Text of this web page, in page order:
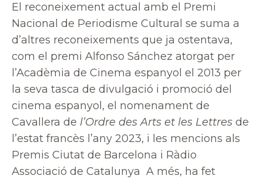
El reconeixement actual amb el Premi
Nacional de Periodisme Cultural se suma a
d’altres reconeixements que ja ostentava,
com el premi Alfonso Sánchez atorgat per
l’Acadèmia de Cinema espanyol el 2013 per
la seva tasca de divulgació i promoció del
cinema espanyol, el nomenament de
Cavallera de l’Ordre des Arts et les Lettres de
l’estat francès l’any 2023, i les mencions als
Premis Ciutat de Barcelona i Ràdio
Associació de Catalunya A més, ha fet